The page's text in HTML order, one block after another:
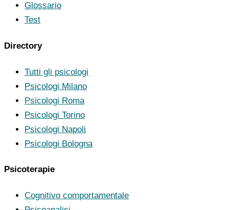
Glossario
Test
Directory
Tutti gli psicologi
Psicologi Milano
Psicologi Roma
Psicologi Torino
Psicologi Napoli
Psicologi Bologna
Psicoterapie
Cognitivo comportamentale